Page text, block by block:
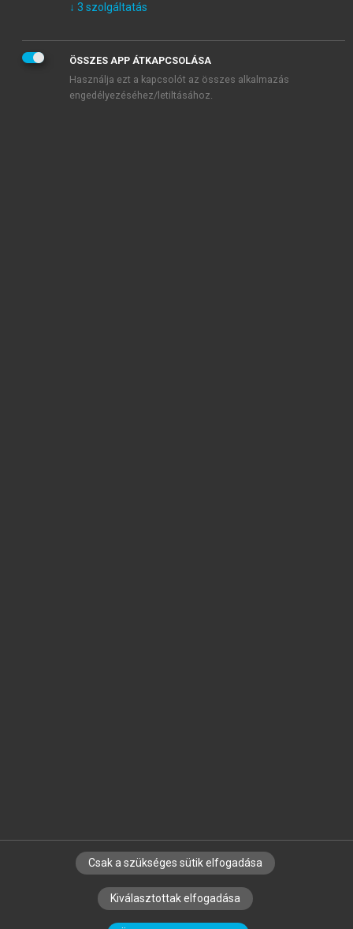
KIPRÓBÁLOM
SZERZŐKNEK CÉGEKNEK KÖNYVTÁROSOKNAK
SZERKESZTÉSI ÉS LEKTORÁLÁSI ALAPELVEK
↓ 3 szolgáltatás
ÖSSZES APP ÁTKAPCSOLÁSA
Használja ezt a kapcsolót az összes alkalmazás
engedélyezéséhez/letiltásához.
Csak a szükséges sütik elfogadása
Kiválasztottak elfogadása